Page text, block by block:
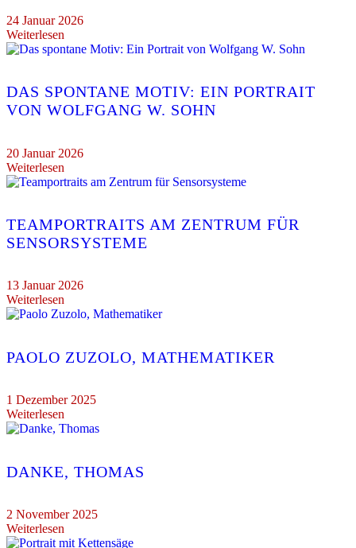
24 Januar 2026
Weiterlesen
DAS SPONTANE MOTIV: EIN PORTRAIT
VON WOLFGANG W. SOHN
20 Januar 2026
Weiterlesen
TEAMPORTRAITS AM ZENTRUM FÜR
SENSORSYSTEME
13 Januar 2026
Weiterlesen
PAOLO ZUZOLO, MATHEMATIKER
1 Dezember 2025
Weiterlesen
DANKE, THOMAS
2 November 2025
Weiterlesen